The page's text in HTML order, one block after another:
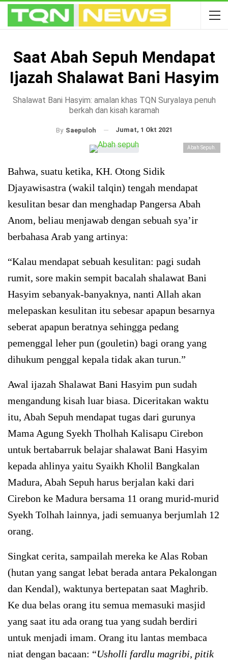
Saat Abah Sepuh Mendapat
Ijazah Shalawat Bani Hasyim
Shalawat Bani Hasyim: amalan khas TQN Suryalaya penuh
berkah dan kisah karamah
By Saepuloh Jumat, 1 Okt 2021
Abah Sepuh.
Bahwa, suatu ketika, KH. Otong Sidik
Djayawisastra (wakil talqin) tengah mendapat
kesulitan besar dan menghadap Pangersa Abah
Anom, beliau menjawab dengan sebuah sya’ir
berbahasa Arab yang artinya:
“Kalau mendapat sebuah kesulitan: pagi sudah
rumit, sore makin sempit bacalah shalawat Bani
Hasyim sebanyak-banyaknya, nanti Allah akan
melepaskan kesulitan itu sebesar apapun besarnya
seberat apapun beratnya sehingga pedang
pemenggal leher pun (gouletin) bagi orang yang
dihukum penggal kepala tidak akan turun.”
Awal ijazah Shalawat Bani Hasyim pun sudah
mengandung kisah luar biasa. Diceritakan waktu
itu, Abah Sepuh mendapat tugas dari gurunya
Mama Agung Syekh Tholhah Kalisapu Cirebon
untuk bertabarruk belajar shalawat Bani Hasyim
kepada ahlinya yaitu Syaikh Kholil Bangkalan
Madura, Abah Sepuh harus berjalan kaki dari
Cirebon ke Madura bersama 11 orang murid-murid
Syekh Tolhah lainnya, jadi semuanya berjumlah 12
orang.
Singkat cerita, sampailah mereka ke Alas Roban
(hutan yang sangat lebat berada antara Pekalongan
dan Kendal), waktunya bertepatan saat Maghrib.
Ke dua belas orang itu semua memasuki masjid
yang saat itu ada orang tua yang sudah berdiri
untuk menjadi imam. Orang itu lantas membaca
niat dengan bacaan: “Usholli fardlu magribi, pitik